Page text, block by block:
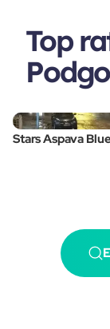
Top
Stars Aspava